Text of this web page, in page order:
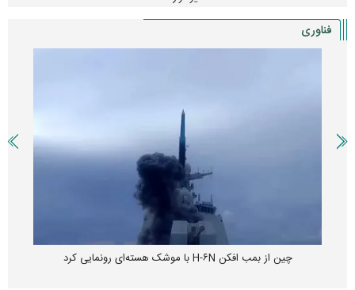
فناوری
چین از بمب افکن H-۶N با موشک هسته‌ای رونمایی کرد